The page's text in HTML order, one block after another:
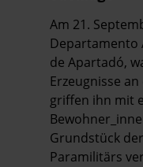
Am 21.
Departamento
de Apartadó,
Erzeugnisse
griffen ihn mit
Grundstück
Paramilitärs